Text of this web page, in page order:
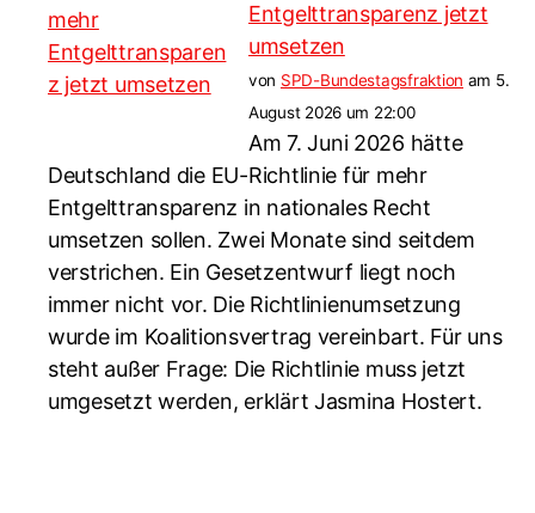
Entgelttransparenz jetzt
umsetzen
von SPD-Bundestagsfraktion am 5.
August 2026 um 22:00
Am 7. Juni 2026 hätte
Deutschland die EU-Richtlinie für mehr
Entgelttransparenz in nationales Recht
umsetzen sollen. Zwei Monate sind seitdem
verstrichen. Ein Gesetzentwurf liegt noch
immer nicht vor. Die Richtlinienumsetzung
wurde im Koalitionsvertrag vereinbart. Für uns
steht außer Frage: Die Richtlinie muss jetzt
umgesetzt werden, erklärt Jasmina Hostert.